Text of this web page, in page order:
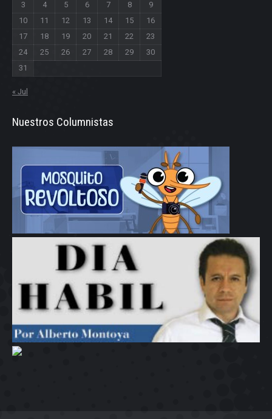
3
4 5 6 7 8
9
10
11 12 13 14 15
16
17
18 19 20 21 22
23
24
25 26 27 28 29
30
31
« Jul
Nuestros Columnistas